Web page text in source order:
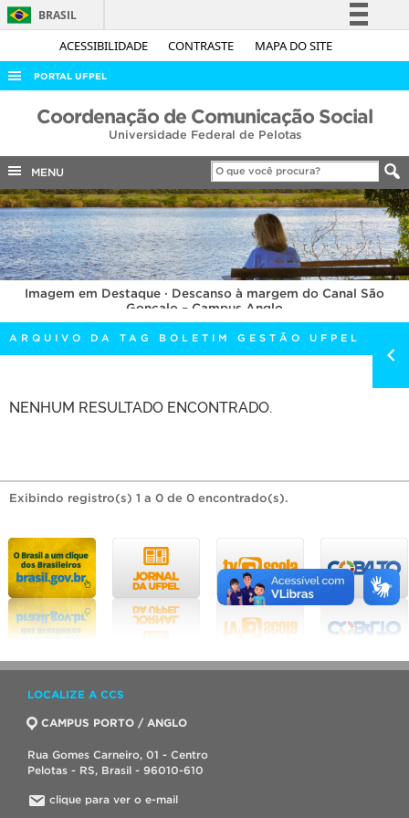
ACESSIBILIDADE CONTRASTE MAPA DO SITE
BRASIL
Simplifique!
Acesso à informação
Legislação
Canais
PORTAL UFPEL
ACESSO À INFORMAÇÃO
COBALTO
CONCURSOS
EDITAIS
INTERNACIONAL
OUVIDORIA
PORTARIAS
TELEFONES
Coordenação de Comunicação Social
Universidade Federal de Pelotas
MENU
Imagem em Destaque · Descanso à margem do Canal São
Gonçalo – Campus Anglo
ARQUIVO DA TAG BOLETIM GESTÃO UFPEL
NENHUM RESULTADO ENCONTRADO.
Exibindo registro(s) 1 a 0 de 0 encontrado(s).
LOCALIZE A CCS
CAMPUS PORTO / ANGLO
Rua Gomes Carneiro, 01 - Centro
Pelotas - RS, Brasil - 96010-610
clique para ver o e-mail